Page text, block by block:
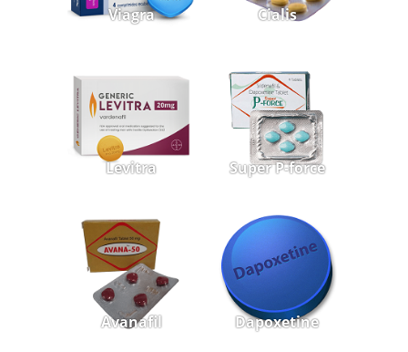
Viagra Cialis
Levitra Super P-force
Avanafil Dapoxetine